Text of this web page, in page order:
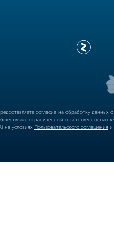
согласие на обработку
с ограниченной
на условиях Пользовательского соглашения и